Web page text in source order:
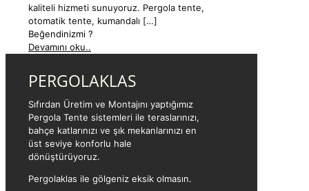
kaliteli hizmeti sunuyoruz. Pergola tente,
otomatik tente, kumandalı […]
Beğendinizmi ?
Devamını oku..
PERGOLAKLAS
Sıfırdan Üretim ve Montajını yaptığımız
Pergola Tente sistemleri ile teraslarınızı,
bahçe katlarınızı ve şık mekanlarınızı en
üst seviye konforlu hale
dönüştürüyoruz.
Pergolaklas ile gölgeniz eksik olmasın.